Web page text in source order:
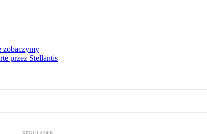
zobaczymy
przez Stellantis